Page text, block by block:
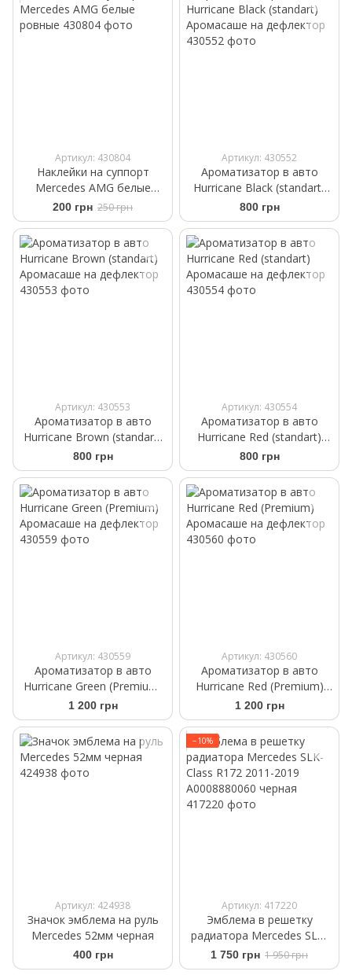
Артикул: 430804
Наклейки на суппорт
Mercedes AMG белые
ровные
200 грн 250 грн
Артикул: 430552
Ароматизатор в авто
Hurricane Black (standart)
Аромасаше на дефлектор
800 грн
Артикул: 430553
Ароматизатор в авто
Hurricane Brown (standart)
Аромасаше на дефлектор
800 грн
Артикул: 430554
Ароматизатор в авто
Hurricane Red (standart)
Аромасаше на дефлектор
800 грн
Артикул: 430559
Ароматизатор в авто
Hurricane Green (Premium)
Аромасаше на дефлектор
1 200 грн
Артикул: 430560
Ароматизатор в авто
Hurricane Red (Premium)
Аромасаше на дефлектор
1 200 грн
Артикул: 424938
Значок эмблема на руль
Mercedes 52мм черная
400 грн
−10%
Артикул: 417220
Эмблема в решетку
радиатора Mercedes SLK-
Class R172 2011-2019
A0008880060 черная
1 750 грн 1 950 грн